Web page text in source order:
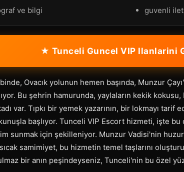
ve bilgi
guvenli
★ Tunceli Guncel VIP Ilanlarini
Ovacık yolunun hemen başında, Munzur
Bu şehrin hamurunda, yaylaların kekik
var. Tıpkı bir yemek yazarının, bir lokmayı tarif
başlıyor. Tunceli VIP Escort hizmeti, işte
sunmak için şekilleniyor. Munzur Vadisi'nin
samimiyet, bu hizmetin temel taşlarını
bir anın peşindeyseniz, Tunceli'nin bu özel